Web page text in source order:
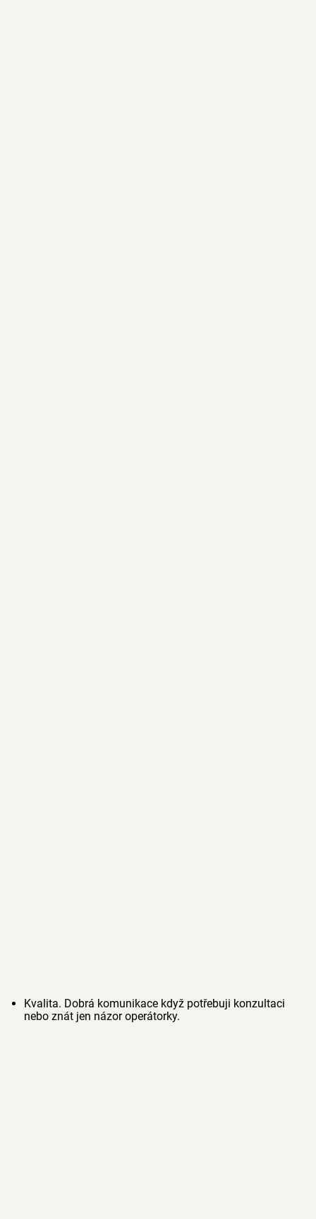
Kvalita. Dobrá komunikace když potřebuji konzultaci
nebo znát jen názor operátorky.